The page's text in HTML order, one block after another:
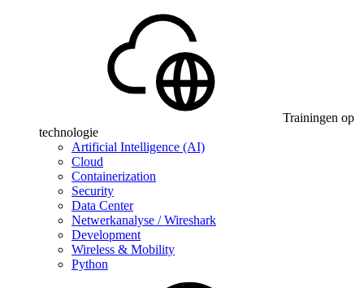
Trainingen op
technologie
Artificial Intelligence (AI)
Cloud
Containerization
Security
Data Center
Netwerkanalyse / Wireshark
Development
Wireless & Mobility
Python